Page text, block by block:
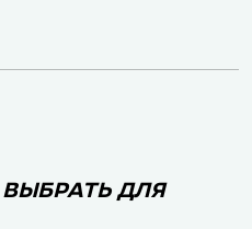
ВЫБРАТЬ ДЛЯ